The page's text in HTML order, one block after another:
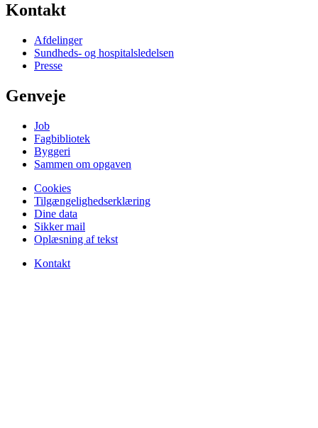
Kontakt
Afdelinger
Sundheds- og hospitalsledelsen
Presse
Genveje
Job
Fagbibliotek
Byggeri
Sammen om opgaven
Cookies
Tilgængelighedserklæring
Dine data
Sikker mail
Oplæsning af tekst
Kontakt